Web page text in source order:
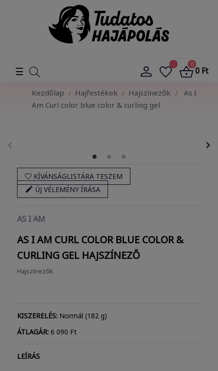
0
0 Ft
Toggle
navigation
☰
Kezdőlap Hajfestékek Hajszínezők
As I
Am Curl color blue color & curling gel
KÍVÁNSÁGLISTÁRA TESZEM
 ÚJ VÉLEMÉNY ÍRÁSA
AS I AM
AS I AM CURL COLOR BLUE COLOR &
CURLING GEL HAJSZÍNEZŐ
Hajszínezők
KISZERELÉS: Normál (182 g)
ÁTLAGÁR: 6 090 Ft
LEÍRÁS